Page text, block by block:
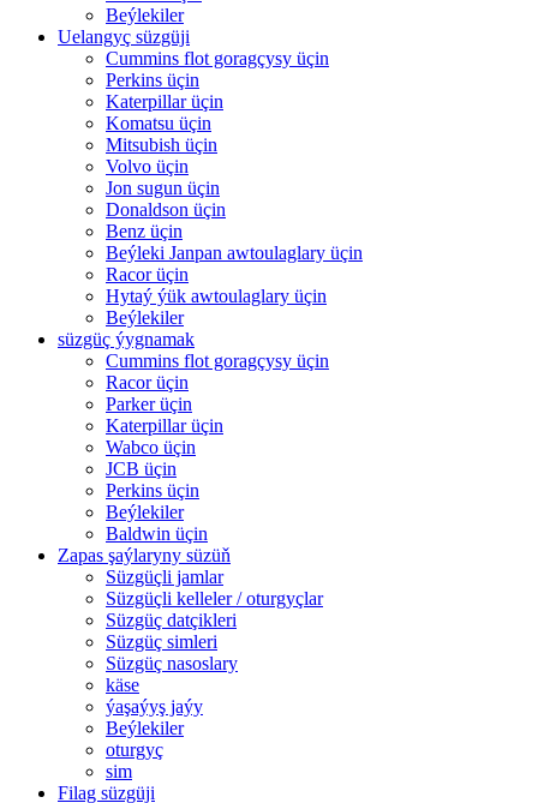
Beýlekiler
Uelangyç süzgüji
Cummins flot goragçysy üçin
Perkins üçin
Katerpillar üçin
Komatsu üçin
Mitsubish üçin
Volvo üçin
Jon sugun üçin
Donaldson üçin
Benz üçin
Beýleki Janpan awtoulaglary üçin
Racor üçin
Hytaý ýük awtoulaglary üçin
Beýlekiler
süzgüç ýygnamak
Cummins flot goragçysy üçin
Racor üçin
Parker üçin
Katerpillar üçin
Wabco üçin
JCB üçin
Perkins üçin
Beýlekiler
Baldwin üçin
Zapas şaýlaryny süzüň
Süzgüçli jamlar
Süzgüçli kelleler / oturgyçlar
Süzgüç datçikleri
Süzgüç simleri
Süzgüç nasoslary
käse
ýaşaýyş jaýy
Beýlekiler
oturgyç
sim
Filag süzgüji